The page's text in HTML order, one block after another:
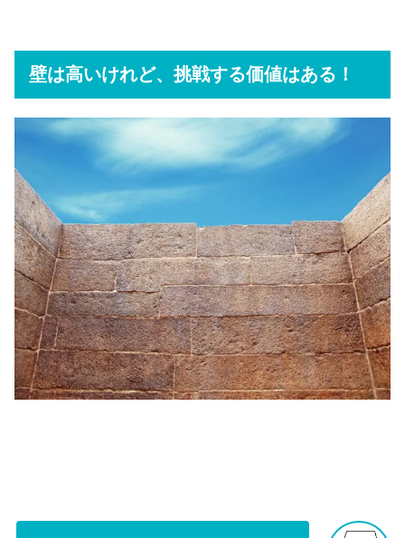
壁は高いけれど、挑戦する価値はある！